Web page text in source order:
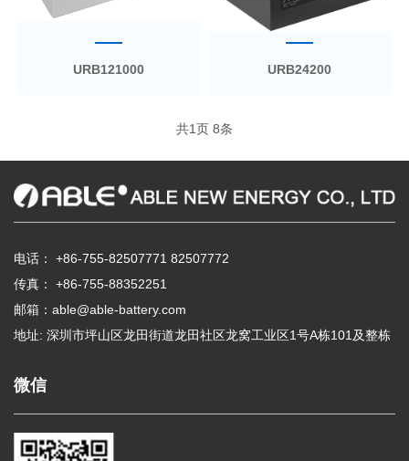
URB121000 URB24200
共1页 8条
电话： +86-755-82507771 82507772
传真： +86-755-88352251
邮箱： able@able-battery.com
地址: 深圳市坪山区龙田街道龙田社区龙窝工业区1号A栋101及整栋
微信